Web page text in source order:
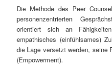
Die Methode des Peer
personenzentrierten
orientiert sich an
empathisches (einfühlsames)
die Lage versetzt werden, seine
(Empowerment).